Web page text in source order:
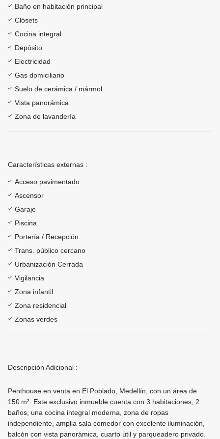
Baño en habitación principal
Clósets
Cocina integral
Depósito
Electricidad
Gas domiciliario
Suelo de cerámica / mármol
Vista panorámica
Zona de lavandería
Características externas :
Acceso pavimentado
Ascensor
Garaje
Piscina
Portería / Recepción
Trans. público cercano
Urbanización Cerrada
Vigilancia
Zona infantil
Zona residencial
Zonas verdes
Descripción Adicional :
Penthouse en venta en El Poblado, Medellín, con un área de
150 m². Este exclusivo inmueble cuenta con 3 habitaciones, 2
baños, una cocina integral moderna, zona de ropas
independiente, amplia sala comedor con excelente iluminación,
balcón con vista panorámica, cuarto útil y parqueadero privado.